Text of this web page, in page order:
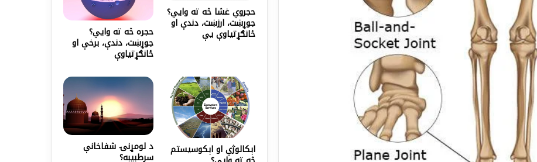
حجروي غشا څه ته وايي؟
جوړښت، ارزښت، دندې او
ځانګړتیاوې یې حجره څه ته وايي؟
جوړښت، دندې، برخې او
ځانګړتیاوې
اېکالوژي او اېکوسیستم د لومړنۍ شفاخانې
سرطبيبه؟